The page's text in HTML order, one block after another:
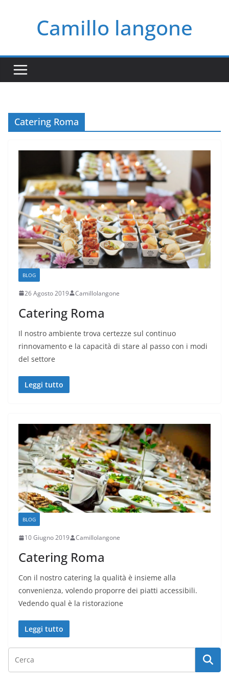
contenutoCamillo langone
Catering Roma
BLOG
26 Agosto 2019 Camillolangone
Catering Roma
Il nostro ambiente trova certezze sul continuo
rinnovamento e la capacità di stare al passo con i modi
del settore
Leggi tutto
BLOG
10 Giugno 2019 Camillolangone
Catering Roma
Con il nostro catering la qualità è insieme alla
convenienza, volendo proporre dei piatti accessibili.
Vedendo qual è la ristorazione
Leggi tutto